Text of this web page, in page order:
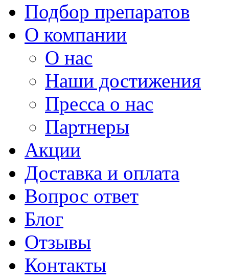
Подбор препаратов
О компании
О нас
Наши достижения
Пресса о нас
Партнеры
Акции
Доставка и оплата
Вопрос ответ
Блог
Отзывы
Контакты